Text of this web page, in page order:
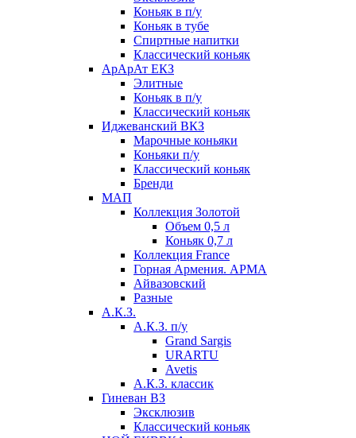
Коньяк в п/у
Коньяк в тубе
Спиртные напитки
Классический коньяк
АрАрАт ЕКЗ
Элитные
Коньяк в п/у
Классический коньяк
Иджеванский ВКЗ
Марочные коньяки
Коньяки п/у
Классический коньяк
Бренди
МАП
Коллекция Золотой
Объем 0,5 л
Коньяк 0,7 л
Коллекция France
Горная Армения. АРМА
Айвазовский
Разные
А.К.З.
А.К.З. п/у
Grand Sargis
URARTU
Avetis
А.К.З. классик
Гиневан ВЗ
Эксклюзив
Классический коньяк